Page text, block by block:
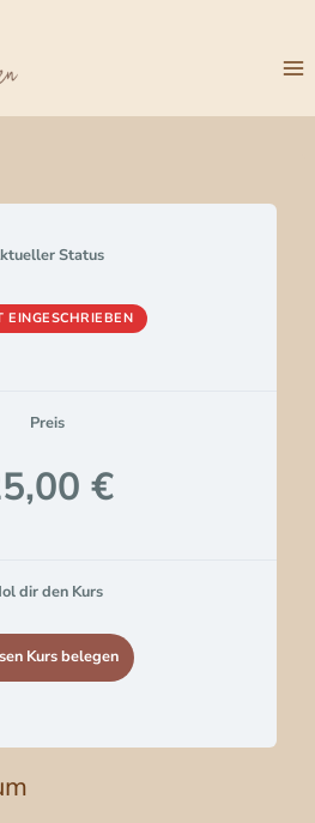
Status
EINGESCHRIEBEN
Preis
€
dir den Kurs
Kurs belegen